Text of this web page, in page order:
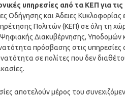
υπηρεσίες από τα ΚΕΠ για
Οδήγησης και Άδειες Κυκλοφορίας
Πολιτών (ΚΕΠ) σε όλη τη
Διακυβέρνησης,
πρόσβασης στις υπηρεσίες
σε πολίτες που δεν
αποτελούν μέρος του